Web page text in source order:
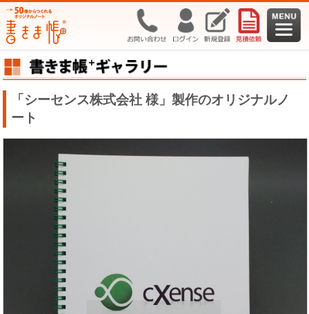
「シーセンス株式会社 様」製作のオリジナルノ
ート